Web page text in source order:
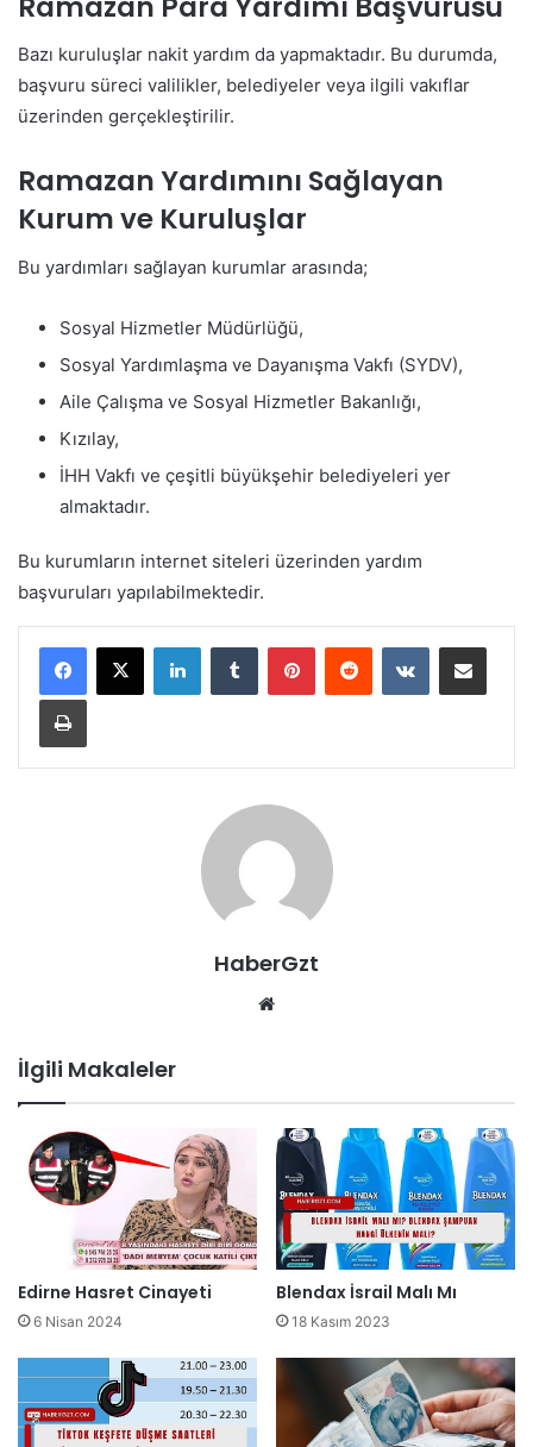
Bazı kuruluşlar nakit yardım da yapmaktadır. Bu durumda,
başvuru süreci valilikler, belediyeler veya ilgili vakıflar
üzerinden gerçekleştirilir.
Ramazan Yardımını Sağlayan
Kurum ve Kuruluşlar
Bu yardımları sağlayan kurumlar arasında;
Sosyal Hizmetler Müdürlüğü,
Sosyal Yardımlaşma ve Dayanışma Vakfı (SYDV),
Aile Çalışma ve Sosyal Hizmetler Bakanlığı,
Kızılay,
İHH Vakfı ve çeşitli büyükşehir belediyeleri yer
almaktadır.
Bu kurumların internet siteleri üzerinden yardım
başvuruları yapılabilmektedir.
LinkedInTumblr PinterestReddit VKontakteE-Posta ile paylaş
Yazdır
HaberGzt
İlgili Makaleler
Edirne Hasret Cinayeti
6 Nisan 2024
Blendax İsrail Malı Mı
18 Kasım 2023